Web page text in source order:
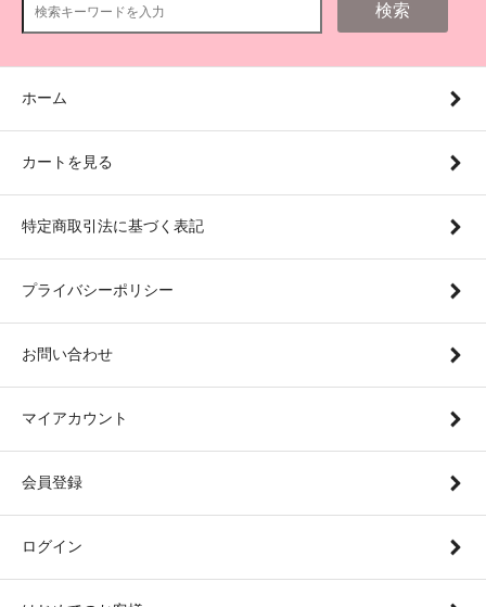
検索
ホーム
カートを見る
特定商取引法に基づく表記
プライバシーポリシー
お問い合わせ
マイアカウント
会員登録
ログイン